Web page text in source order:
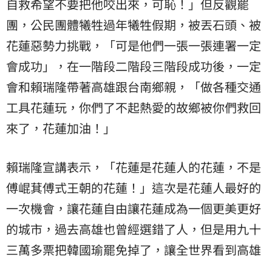
自救希望不要把他咬出來，可恥！」但反觀罷
團，公民團體犧牲過年犧牲假期，被丟石頭、被
花蓮惡勢力挑戰，「可是他們一張一張連署一定
會成功」，在一階段二階段三階段成功後，一定
會和賴瑞隆帶著高雄跟台南鄉親，「做各種交通
工具花蓮玩，你們了不起熱愛的故鄉被你們救回
來了，花蓮加油！」
賴瑞隆宣講表示，「花蓮是花蓮人的花蓮，不是
傅崐萁傅式王朝的花蓮！」這次是花蓮人最好的
一次機會，讓花蓮自由讓花蓮成為一個更美更好
的城市，過去高雄也曾經選錯了人，但是用九十
三萬多票把韓國瑜罷免掉了，讓全世界看到高雄